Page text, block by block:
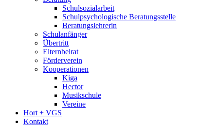
Schulsozialarbeit
Schulpsychologische Beratungsstelle
Beratungslehrerin
Schulanfänger
Übertritt
Elternbeirat
Förderverein
Kooperationen
Kiga
Hector
Musikschule
Vereine
Hort + VGS
Kontakt